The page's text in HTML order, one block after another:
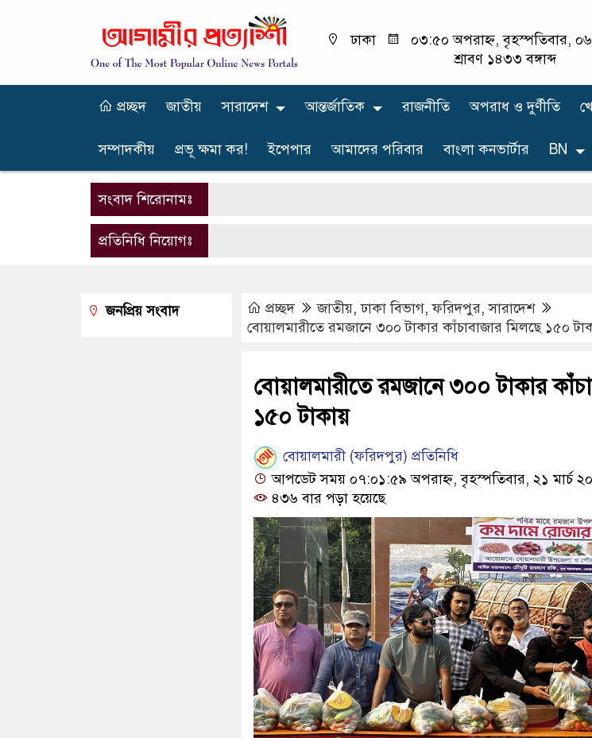
ঢাকা
০৩:৫০ অপরাহ্ন, বৃহস্পতিবার,
শ্রাবণ ১৪৩৩ বঙ্গাব্দ
প্রচ্ছদ জাতীয় সারাদেশ আন্তর্জাতিক রাজনীতি অপরাধ ও দুর্ণীতি
সম্পাদকীয় প্রভূ ক্ষমা কর! ইপেপার আমাদের পরিবার বাংলা কনভার্টার BN
সংবাদ শিরোনামঃ
প্রতিনিধি নিয়োগঃ
প্রচ্ছদ জাতীয়,ঢাকা বিভাগ,ফরিদপুর,সারাদেশ
বোয়ালমারীতে রমজানে ৩০০ টাকার কাঁচাবাজার মিলছে ১৫০
বোয়ালমারীতে রমজানে ৩০০ টাকার
১৫০ টাকায়
বোয়ালমারী (ফরিদপুর) প্রতিনিধি
আপডেট সময় ০৭:০১:৫৯ অপরাহ্ন, বৃহস্পতিবার, ২১ মার্চ
৪৩৬ বার পড়া হয়েছে
জনপ্রিয় সংবাদ